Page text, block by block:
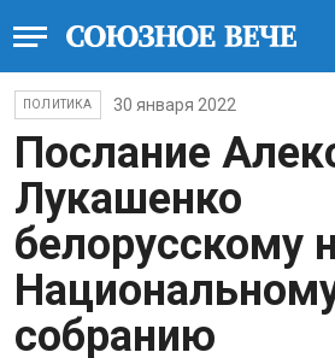
ПОЛИТИКА 30 января 2022
Послание
Лукашенко
белорусскому
собранию